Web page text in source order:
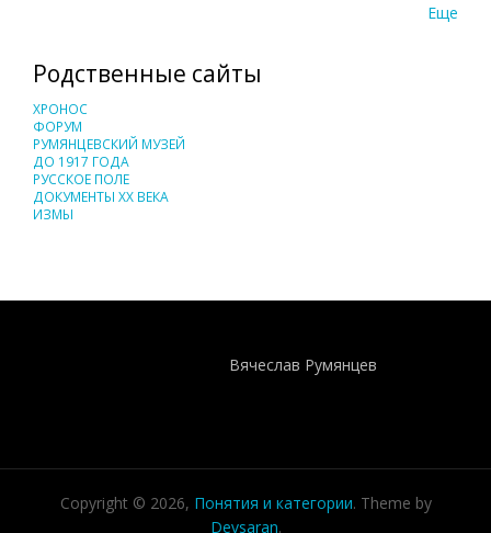
Еще
Родственные сайты
ХРОНОС
ФОРУМ
РУМЯНЦЕВСКИЙ МУЗЕЙ
ДО 1917 ГОДА
РУССКОЕ ПОЛЕ
ДОКУМЕНТЫ XX ВЕКА
ИЗМЫ
Вячеслав Румянцев
Copyright © 2026, Понятия и категории. Theme by
Devsaran.